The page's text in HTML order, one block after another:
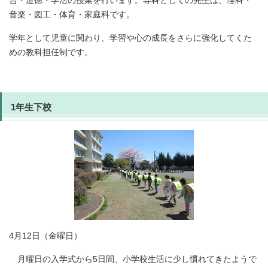
音楽・図工・体育・家庭科です。
学年として児童に関わり、学習や心の成長をさらに強化してくた
めの教科担任制です。
1年生下校
4月12日（金曜日）
月曜日の入学式から5日間、小学校生活に少し慣れてきたようで